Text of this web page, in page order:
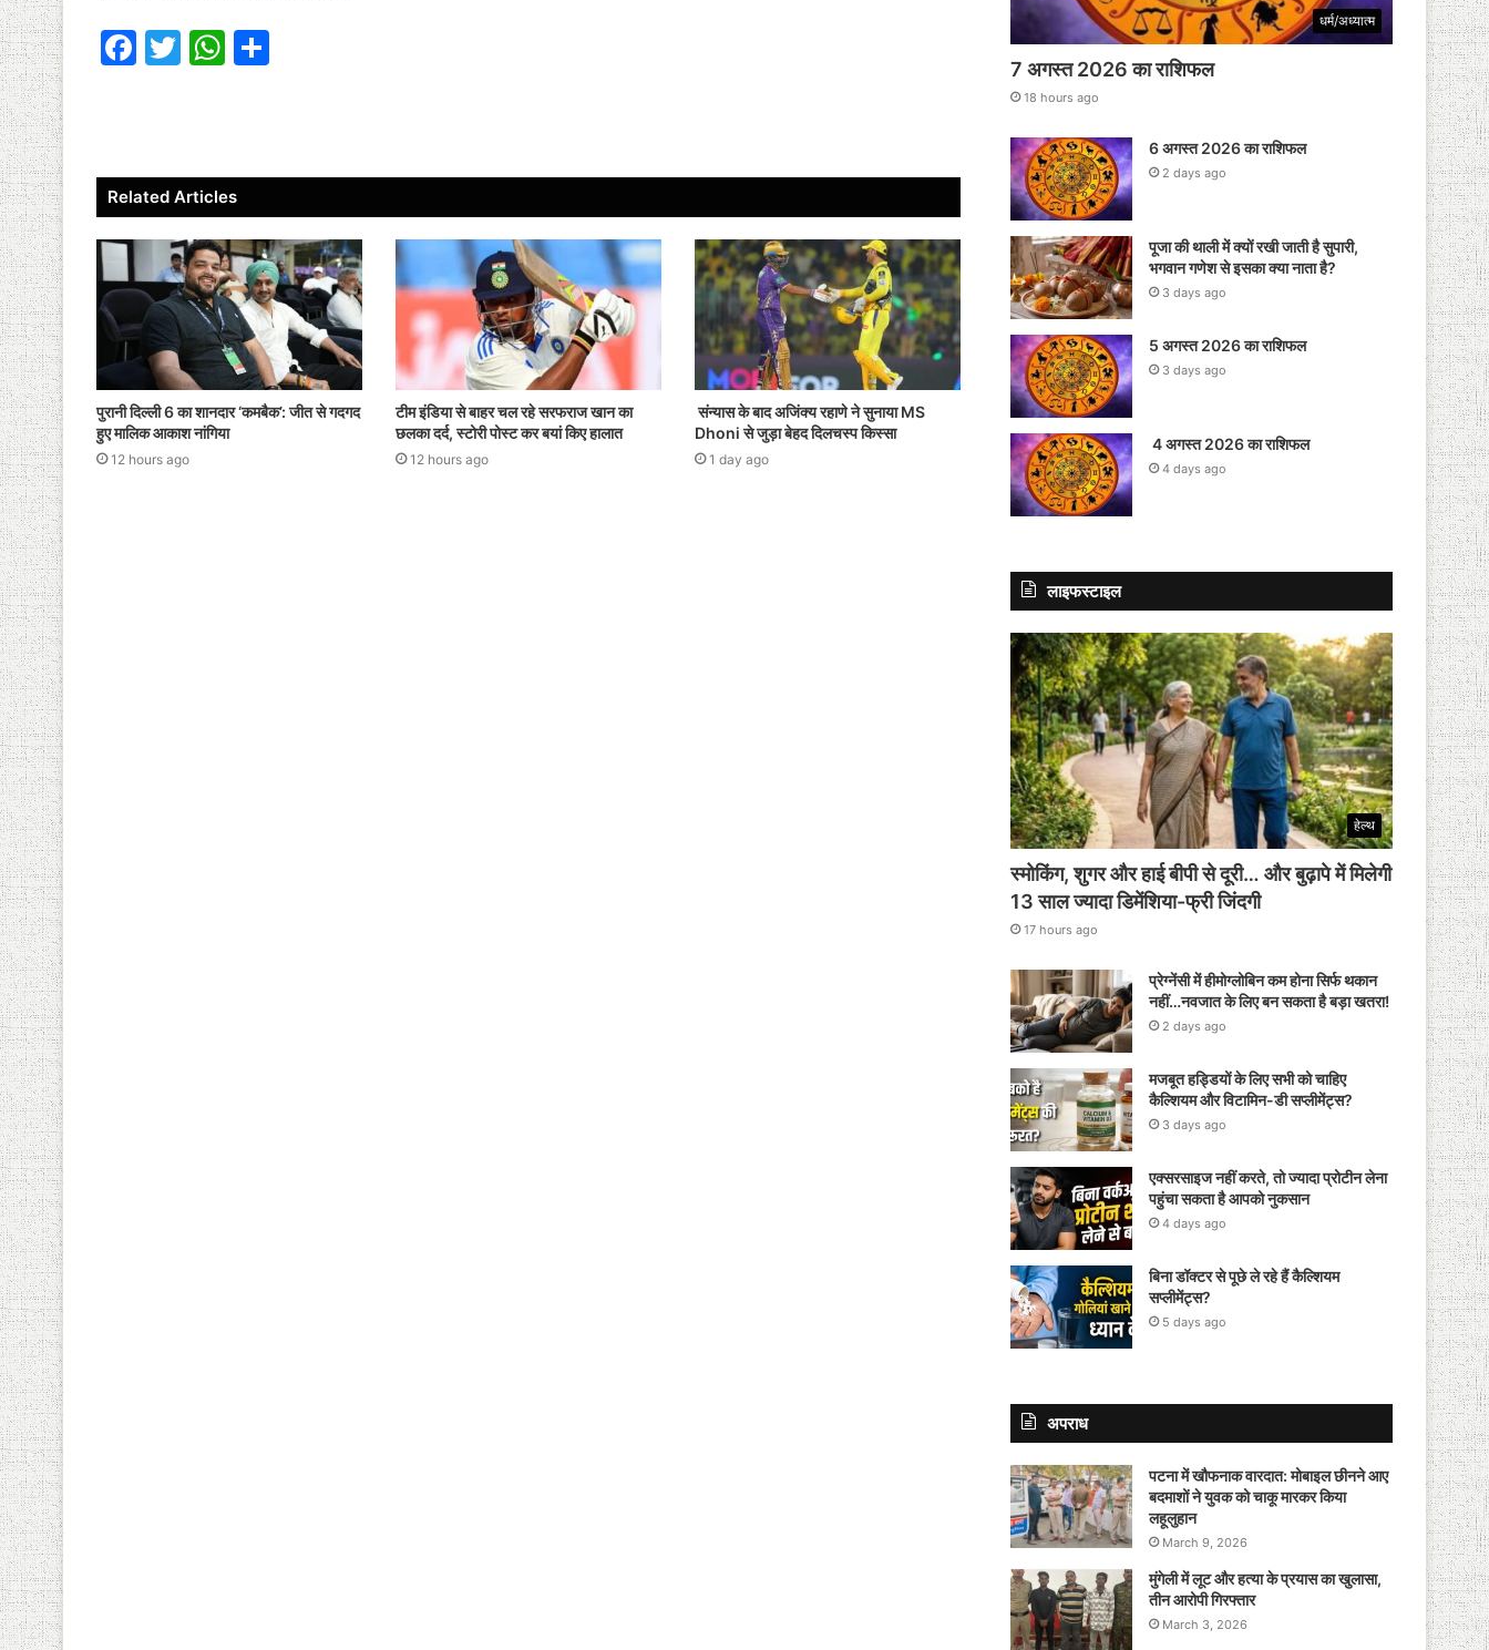
F
b
o
o
k
T
W
A
p
p
Related Articles
पुरानी दिल्ली 6 का शानदार ‘कमबैक’: जीत से गदगद
हुए मालिक आकाश नांगिया
12 hours ago
टीम इंडिया से बाहर चल रहे सरफराज खान का
छलका दर्द, स्टोरी पोस्ट कर बयां किए हालात
12 hours ago
संन्यास के बाद अजिंक्‍य रहाणे ने सुनाया MS
Dhoni से जुड़ा बेहद दिलचस्प किस्सा
1 day ago
धर्म/अध्यात्म
7 अगस्त 2026 का राशिफल
18 hours ago
6 अगस्त 2026 का राशिफल
2 days ago
पूजा की थाली में क्यों रखी जाती है सुपारी,
भगवान गणेश से इसका क्या नाता है?
3 days ago
5 अगस्त 2026 का राशिफल
3 days ago
4 अगस्त 2026 का राशिफल
4 days ago
लाइफस्टाइल
हेल्थ
स्मोकिंग, शुगर और हाई बीपी से दूरी… और बुढ़ापे में मिलेगी
13 साल ज्यादा डिमेंशिया-फ्री जिंदगी
17 hours ago
प्रेग्नेंसी में हीमोग्लोबिन कम होना सिर्फ थकान
नहीं…नवजात के लिए बन सकता है बड़ा खतरा!
2 days ago
मजबूत हड्डियों के लिए सभी को चाहिए
कैल्शियम और विटामिन-डी सप्लीमेंट्स?
3 days ago
एक्सरसाइज नहीं करते, तो ज्यादा प्रोटीन लेना
पहुंचा सकता है आपको नुकसान
4 days ago
बिना डॉक्टर से पूछे ले रहे हैं कैल्शियम
सप्लीमेंट्स?
5 days ago
अपराध
पटना में खौफनाक वारदात: मोबाइल छीनने आए
बदमाशों ने युवक को चाकू मारकर किया
लहूलुहान
March 9, 2026
मुंगेली में लूट और हत्या के प्रयास का खुलासा,
तीन आरोपी गिरफ्तार
March 3, 2026